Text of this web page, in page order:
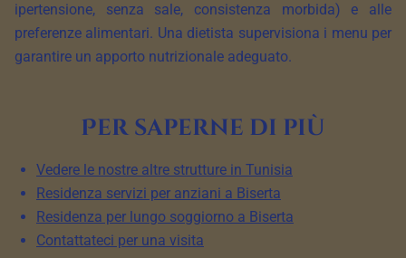
ipertensione, senza sale, consistenza morbida) e alle
preferenze alimentari. Una dietista supervisiona i menu per
garantire un apporto nutrizionale adeguato.
Per saperne di più
Vedere le nostre altre strutture in Tunisia
Residenza servizi per anziani a Biserta
Residenza per lungo soggiorno a Biserta
Contattateci per una visita